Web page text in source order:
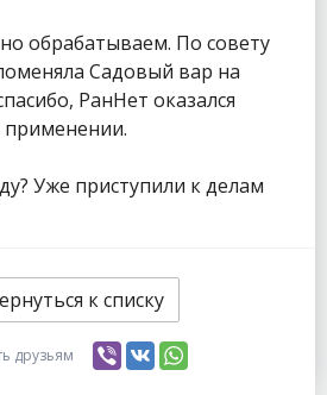
обрабатываем. По совету
Садовый вар на
РанНет оказался
применении.
Уже приступили к делам
к списку
друзьям